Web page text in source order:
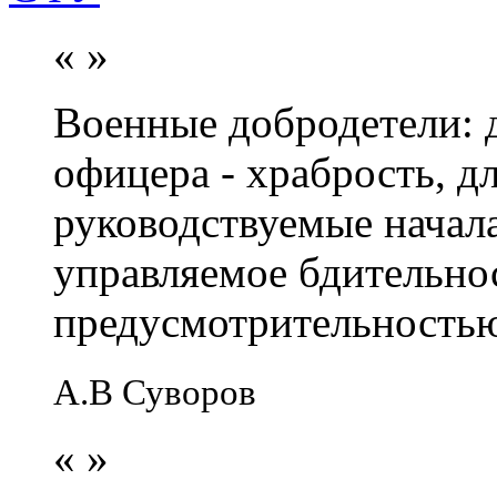
« »
Военные добродетели:
офицера - храбрость,
руководствуемые
управляемое
А.В Суворов
« »